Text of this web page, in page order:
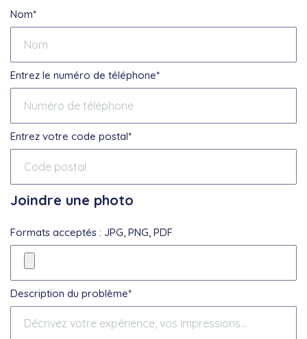
Nom*
Entrez le numéro de téléphone*
Entrez votre code postal*
Joindre une photo
Formats acceptés : JPG, PNG, PDF
Description du problème*